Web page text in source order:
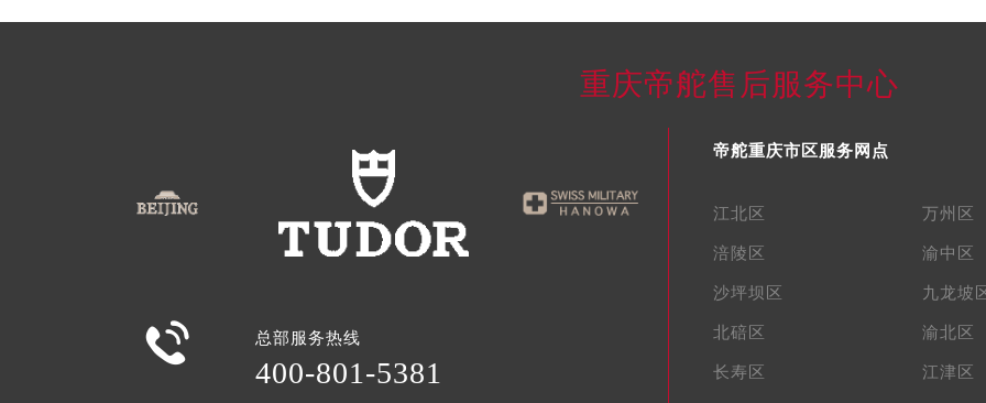
重庆帝舵售后服务中心
 总部服务热线
400-801-5381
帝舵重庆市区服务网点
江北区 万州区
涪陵区 渝中区
沙坪坝区 九龙坡
北碚区 渝北区
长寿区 江津区